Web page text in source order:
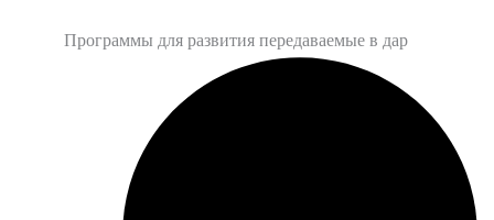
Программы для развития передаваемые в дар